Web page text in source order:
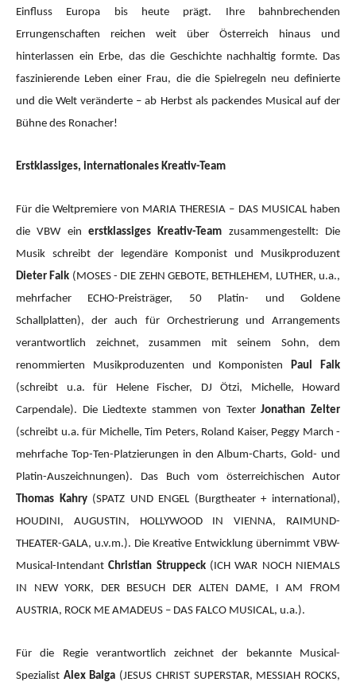
Einfluss Europa bis heute prägt. Ihre bahnbrechenden
Errungenschaften reichen weit über Österreich hinaus und
hinterlassen ein Erbe, das die Geschichte nachhaltig formte. Das
faszinierende Leben einer Frau, die die Spielregeln neu definierte
und die Welt veränderte – ab Herbst als packendes Musical auf der
Bühne des Ronacher!
Erstklassiges, internationales Kreativ-Team
Für die Weltpremiere von MARIA THERESIA – DAS MUSICAL haben
die VBW ein erstklassiges Kreativ-Team zusammengestellt: Die
Musik schreibt der legendäre Komponist und Musikproduzent
Dieter Falk (MOSES - DIE ZEHN GEBOTE, BETHLEHEM, LUTHER, u.a.,
mehrfacher ECHO-Preisträger, 50 Platin- und Goldene
Schallplatten), der auch für Orchestrierung und Arrangements
verantwortlich zeichnet, zusammen mit seinem Sohn, dem
renommierten Musikproduzenten und KomponistenPaul Falk
(schreibt u.a. für Helene Fischer, DJ Ötzi, Michelle, Howard
Carpendale). Die Liedtexte stammen von TexterJonathan Zelter
(schreibt u.a. für Michelle, Tim Peters, Roland Kaiser, Peggy March -
mehrfache Top-Ten-Platzierungen in den Album-Charts, Gold- und
Platin-Auszeichnungen). Das Buch vom österreichischen Autor
Thomas Kahry(SPATZ UND ENGEL (Burgtheater + international),
HOUDINI, AUGUSTIN, HOLLYWOOD IN VIENNA, RAIMUND-
THEATER-GALA, u.v.m.). Die Kreative Entwicklung übernimmt VBW-
Musical-IntendantChristian Struppeck(ICH WAR NOCH NIEMALS
IN NEW YORK, DER BESUCH DER ALTEN DAME, I AM FROM
AUSTRIA, ROCK ME AMADEUS – DAS FALCO MUSICAL, u.a.).
Für die Regie verantwortlich zeichnet der bekannte Musical-
Spezialist Alex Balga (JESUS CHRIST SUPERSTAR, MESSIAH ROCKS,